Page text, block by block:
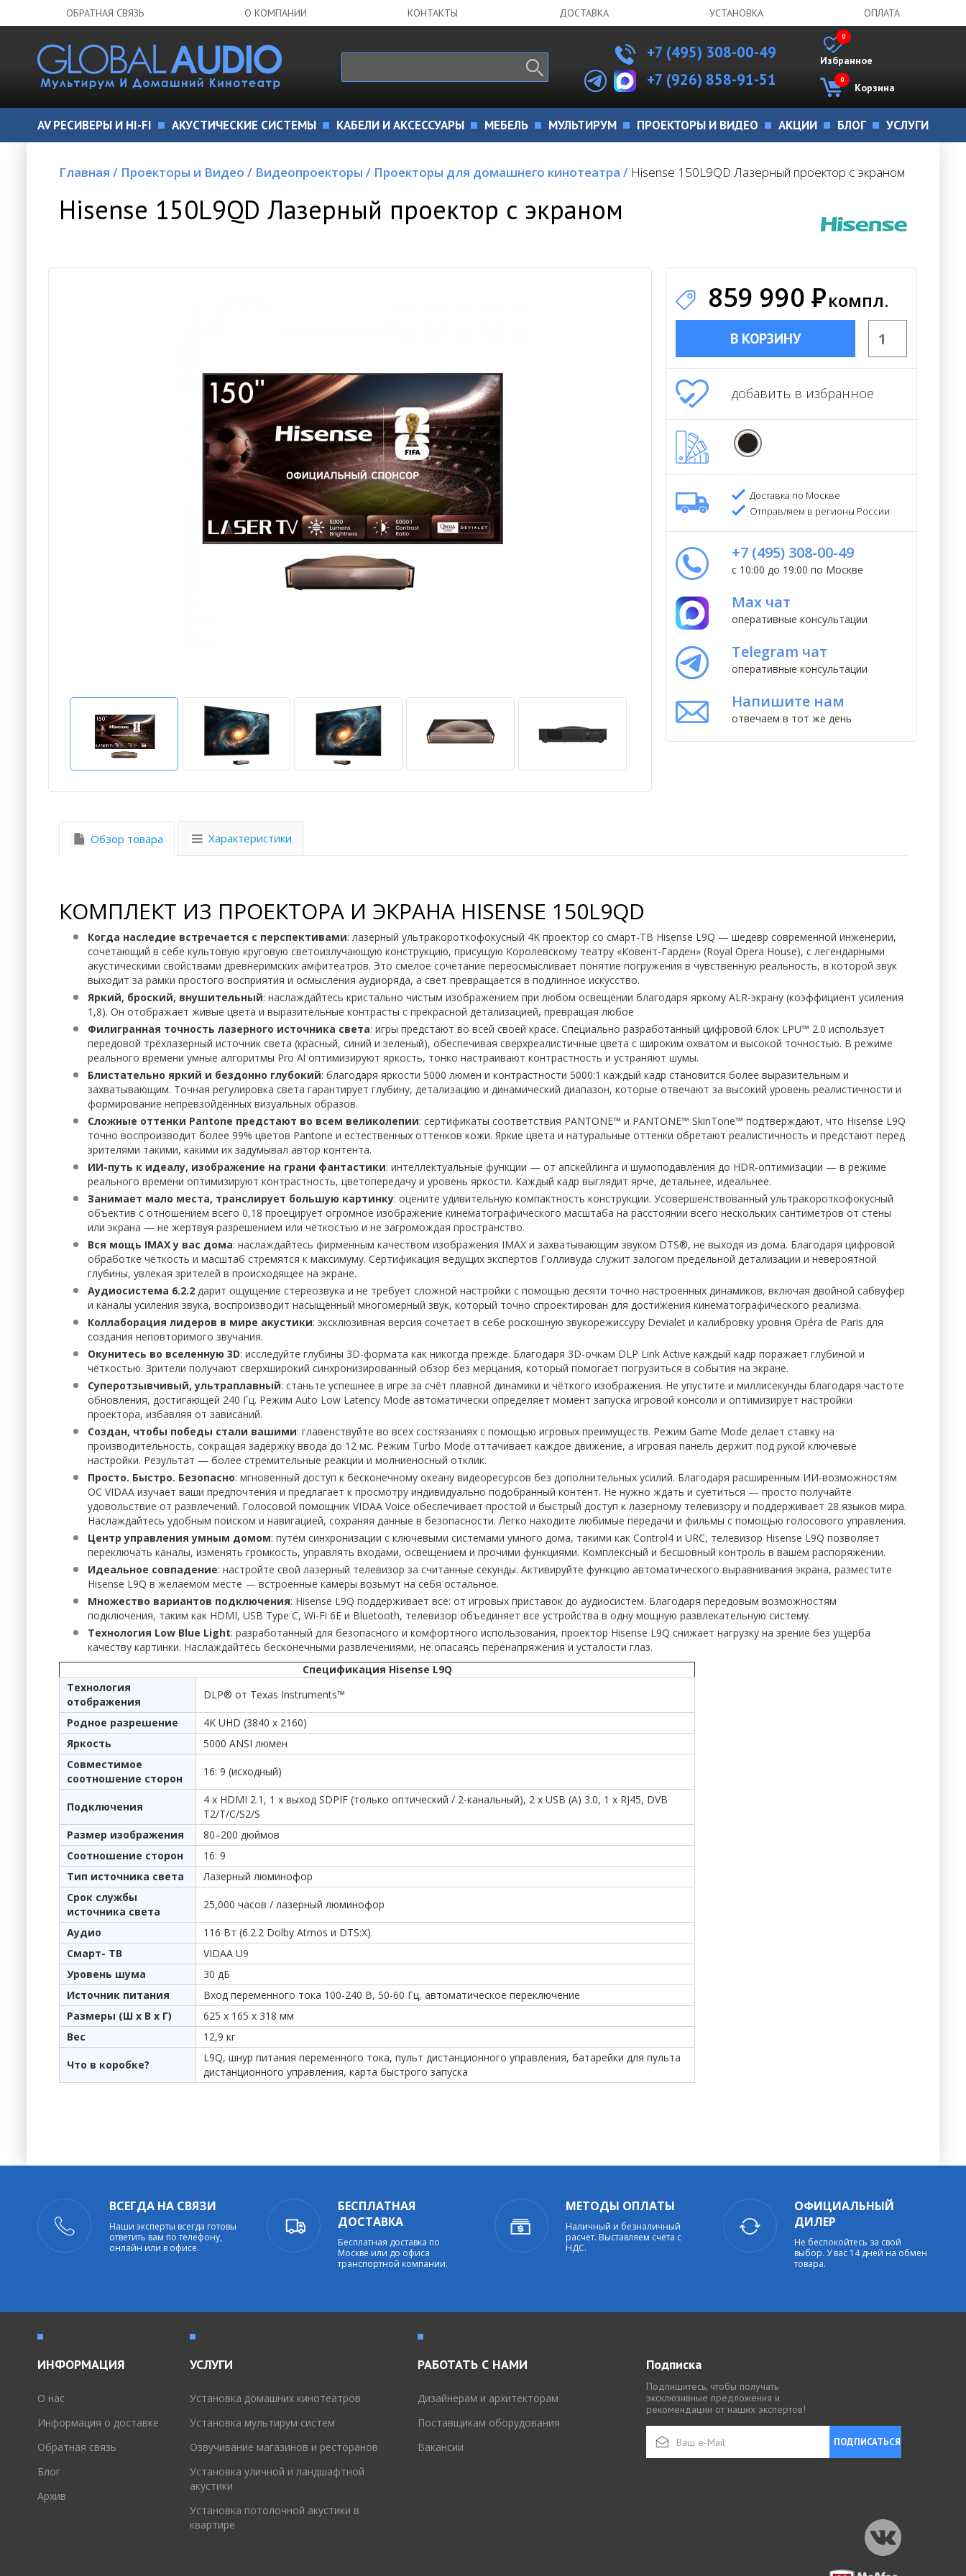
ОБРАТНАЯ СВЯЗЬ О КОМПАНИИ КОНТАКТЫ ДОСТАВКА УСТАНОВКА ОПЛАТА
+7 (495) 308-00-49
+7 (926) 858-91-51
Избранное
0
Корзина
0
AV РЕСИВЕРЫ И HI-FI АКУСТИЧЕСКИЕ СИСТЕМЫ КАБЕЛИ И АКСЕССУАРЫ МЕБЕЛЬ МУЛЬТИРУМ ПРОЕКТОРЫ И ВИДЕО АКЦИИ БЛОГ УСЛУГИ
Главная / Проекторы и Видео / Видеопроекторы / Проекторы для домашнего кинотеатра / Hisense 150L9QD Лазерный проектор с экраном
Hisense 150L9QD Лазерный проектор с экраном
859 990 Ркомпл.
В КОРЗИНУ
добавить в избранное
Доставка по Москве
Отправляем в регионы России
+7 (495) 308-00-49
с 10:00 до 19:00 по Москве
Max чат
оперативные консультации
Telegram чат
оперативные консультации
Напишите нам
отвечаем в тот же день
Обзор товара Характеристики
КОМПЛЕКТ ИЗ ПРОЕКТОРА И ЭКРАНА HISENSE 150L9QD
Когда наследие встречается с перспективами: лазерный ультракороткофокусный 4K проектор со смарт-ТВ Hisense L9Q — шедевр современной инженерии,
сочетающий в себе культовую круговую светоизлучающую конструкцию, присущую Королевскому театру «Ковент-Гарден» (Royal Opera House), с легендарными
акустическими свойствами древнеримских амфитеатров. Это смелое сочетание переосмысливает понятие погружения в чувственную реальность, в которой звук
выходит за рамки простого восприятия и осмысления аудиоряда, а свет превращается в подлинное искусство.
Яркий, броский, внушительный: наслаждайтесь кристально чистым изображением при любом освещении благодаря яркому ALR-экрану (коэффициент усиления
1,8). Он отображает живые цвета и выразительные контрасты с прекрасной детализацией, превращая любое
Филигранная точность лазерного источника света: игры предстают во всей своей красе. Специально разработанный цифровой блок LPU™ 2.0 использует
передовой трёхлазерный источник света (красный, синий и зеленый), обеспечивая сверхреалистичные цвета с широким охватом и высокой точностью. В режиме
реального времени умные алгоритмы Pro Al оптимизируют яркость, тонко настраивают контрастность и устраняют шумы.
Блистательно яркий и бездонно глубокий: благодаря яркости 5000 люмен и контрастности 5000:1 каждый кадр становится более выразительным и
захватывающим. Точная регулировка света гарантирует глубину, детализацию и динамический диапазон, которые отвечают за высокий уровень реалистичности и
формирование непревзойдённых визуальных образов.
Сложные оттенки Pantone предстают во всем великолепии: сертификаты соответствия PANTONE™ и PANTONE™ SkinTone™ подтверждают, что Hisense L9Q
точно воспроизводит более 99% цветов Pantone и естественных оттенков кожи. Яркие цвета и натуральные оттенки обретают реалистичность и предстают перед
зрителями такими, какими их задумывал автор контента.
ИИ-путь к идеалу, изображение на грани фантастики: интеллектуальные функции — от апскейлинга и шумоподавления до HDR‑оптимизации — в режиме
реального времени оптимизируют контрастность, цветопередачу и уровень яркости. Каждый кадр выглядит ярче, детальнее, идеальнее.
Занимает мало места, транслирует большую картинку: оцените удивительную компактность конструкции. Усовершенствованный ультракороткофокусный
объектив с отношением всего 0,18 проецирует огромное изображение кинематографического масштаба на расстоянии всего нескольких сантиметров от стены
или экрана — не жертвуя разрешением или чёткостью и не загромождая пространство.
Вся мощь IMAX у вас дома: наслаждайтесь фирменным качеством изображения IMAX и захватывающим звуком DTS®, не выходя из дома. Благодаря цифровой
обработке чёткость и масштаб стремятся к максимуму. Сертификация ведущих экспертов Голливуда служит залогом предельной детализации и невероятной
глубины, увлекая зрителей в происходящее на экране.
Аудиосистема 6.2.2 дарит ощущение стереозвука и не требует сложной настройки с помощью десяти точно настроенных динамиков, включая двойной сабвуфер
и каналы усиления звука, воспроизводит насыщенный многомерный звук, который точно спроектирован для достижения кинематографического реализма.
Коллаборация лидеров в мире акустики: эксклюзивная версия сочетает в себе роскошную звукорежиссуру Devialet и калибровку уровня Opéra de Paris для
создания неповторимого звучания.
Окунитесь во вселенную 3D: исследуйте глубины 3D-формата как никогда прежде. Благодаря 3D-очкам DLP Link Active каждый кадр поражает глубиной и
чёткостью. Зрители получают сверхширокий синхронизированный обзор без мерцания, который помогает погрузиться в события на экране.
Суперотзывчивый, ультраплавный: станьте успешнее в игре за счёт плавной динамики и чёткого изображения. Не упустите и миллисекунды благодаря частоте
обновления, достигающей 240 Гц. Режим Auto Low Latency Mode автоматически определяет момент запуска игровой консоли и оптимизирует настройки
проектора, избавляя от зависаний.
Создан, чтобы победы стали вашими: главенствуйте во всех состязаниях с помощью игровых преимуществ. Режим Game Mode делает ставку на
производительность, сокращая задержку ввода до 12 мс. Режим Turbo Mode оттачивает каждое движение, а игровая панель держит под рукой ключевые
настройки. Результат — более стремительные реакции и молниеносный отклик.
Просто. Быстро. Безопасно: мгновенный доступ к бесконечному океану видеоресурсов без дополнительных усилий. Благодаря расширенным ИИ-возможностям
ОС VIDAA изучает ваши предпочтения и предлагает к просмотру индивидуально подобранный контент. Не нужно ждать и суетиться — просто получайте
удовольствие от развлечений. Голосовой помощник VIDAA Voice обеспечивает простой и быстрый доступ к лазерному телевизору и поддерживает 28 языков мира.
Наслаждайтесь удобным поиском и навигацией, сохраняя данные в безопасности. Легко находите любимые передачи и фильмы с помощью голосового управления.
Центр управления умным домом: путём синхронизации с ключевыми системами умного дома, такими как Control4 и URC, телевизор Hisense L9Q позволяет
переключать каналы, изменять громкость, управлять входами, освещением и прочими функциями. Комплексный и бесшовный контроль в вашем распоряжении.
Идеальное совпадение: настройте свой лазерный телевизор за считанные секунды. Активируйте функцию автоматического выравнивания экрана, разместите
Hisense L9Q в желаемом месте — встроенные камеры возьмут на себя остальное.
Множество вариантов подключения: Hisense L9Q поддерживает всё: от игровых приставок до аудиосистем. Благодаря передовым возможностям
подключения, таким как HDMI, USB Type C, Wi-Fi 6E и Bluetooth, телевизор объединяет все устройства в одну мощную развлекательную систему.
Технология Low Blue Light: разработанный для безопасного и комфортного использования, проектор Hisense L9Q снижает нагрузку на зрение без ущерба
качеству картинки. Наслаждайтесь бесконечными развлечениями, не опасаясь перенапряжения и усталости глаз.
Спецификация Hisense L9Q
Технология
отображения
DLP® от Texas Instruments™
Родное разрешение
4K UHD (3840 x 2160)
Яркость
5000 ANSI люмен
Совместимое
соотношение сторон
16: 9 (исходный)
Подключения
4 x HDMI 2.1, 1 x выход SDPIF (только оптический / 2-канальный), 2 x USB (A) 3.0, 1 x RJ45, DVB
T2/T/C/S2/S
Размер изображения
80–200 дюймов
Соотношение сторон
16: 9
Тип источника света
Лазерный люминофор
Срок службы
источника света
25,000 часов / лазерный люминофор
Аудио
116 Вт (6.2.2 Dolby Atmos и DTS:X)
Смарт- ТВ
VIDAA U9
Уровень шума
30 дБ
Источник питания
Вход переменного тока 100-240 В, 50-60 Гц, автоматическое переключение
Размеры (Ш x В x Г)
625 x 165 x 318 мм
Вес
12,9 кг
Что в коробке?
L9Q, шнур питания переменного тока, пульт дистанционного управления, батарейки для пульта
дистанционного управления, карта быстрого запуска
ВСЕГДА НА СВЯЗИ
Наши эксперты всегда готовы
ответить вам по телефону,
онлайн или в офисе.
БЕСПЛАТНАЯ
ДОСТАВКА
Бесплатная доставка по
Москве или до офиса
транспортной компании.
МЕТОДЫ ОПЛАТЫ
Наличный и безналичный
расчет. Выставляем счета с
НДС.
ОФИЦИАЛЬНЫЙ
ДИЛЕР
Не беспокойтесь за свой
выбор. У вас 14 дней на обмен
товара.
ИНФОРМАЦИЯ
O нас
Информация о доставке
Обратная связь
Блог
Архив
УСЛУГИ
Установка домашних кинотеатров
Установка мультирум систем
Озвучивание магазинов и ресторанов
Установка уличной и ландшафтной
акустики
Установка потолочной акустики в
квартире
РАБОТАТЬ С НАМИ
Дизайнерам и архитекторам
Поставщикам оборудования
Вакансии
Подписка
Подпишитесь, чтобы получать
эксклюзивные предложения и
рекомендации от наших экспертов!
ПОДПИСАТЬСЯ